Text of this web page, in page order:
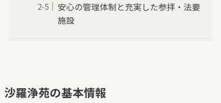
安心の管理体制と充実した参拝・法要
施設
沙羅浄苑の基本情報